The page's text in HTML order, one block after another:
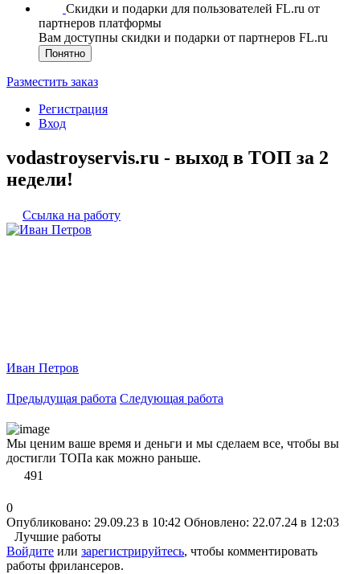
Скидки и подарки для пользователей FL.ru от
партнеров платформы
Вам доступны скидки и подарки от партнеров FL.ru
Понятно
Разместить заказ
Регистрация
Вход
vodastroyservis.ru - выход в ТОП за 2
недели!
Ссылка на работу
Иван Петров
Предыдущая работа Следующая работа
Мы ценим ваше время и деньги и мы сделаем все, чтобы вы
достигли ТОПа как можно раньше.
491
0
Опубликовано: 29.09.23 в 10:42 Обновлено: 22.07.24 в 12:03
Лучшие работы
Войдите или зарегистрируйтесь, чтобы комментировать
работы фрилансеров.